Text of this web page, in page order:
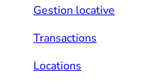
Gestion locative
Transactions
Locations